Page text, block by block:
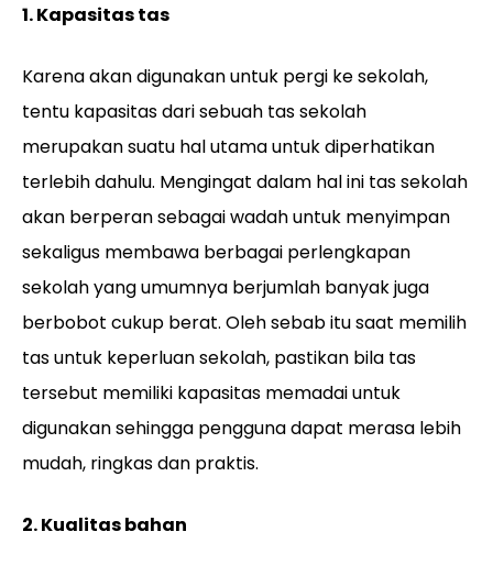
1. Kapasitas tas
Karena akan digunakan untuk pergi ke sekolah,
tentu kapasitas dari sebuah tas sekolah
merupakan suatu hal utama untuk diperhatikan
terlebih dahulu. Mengingat dalam hal ini tas sekolah
akan berperan sebagai wadah untuk menyimpan
sekaligus membawa berbagai perlengkapan
sekolah yang umumnya berjumlah banyak juga
berbobot cukup berat. Oleh sebab itu saat memilih
tas untuk keperluan sekolah, pastikan bila tas
tersebut memiliki kapasitas memadai untuk
digunakan sehingga pengguna dapat merasa lebih
mudah, ringkas dan praktis.
2. Kualitas bahan